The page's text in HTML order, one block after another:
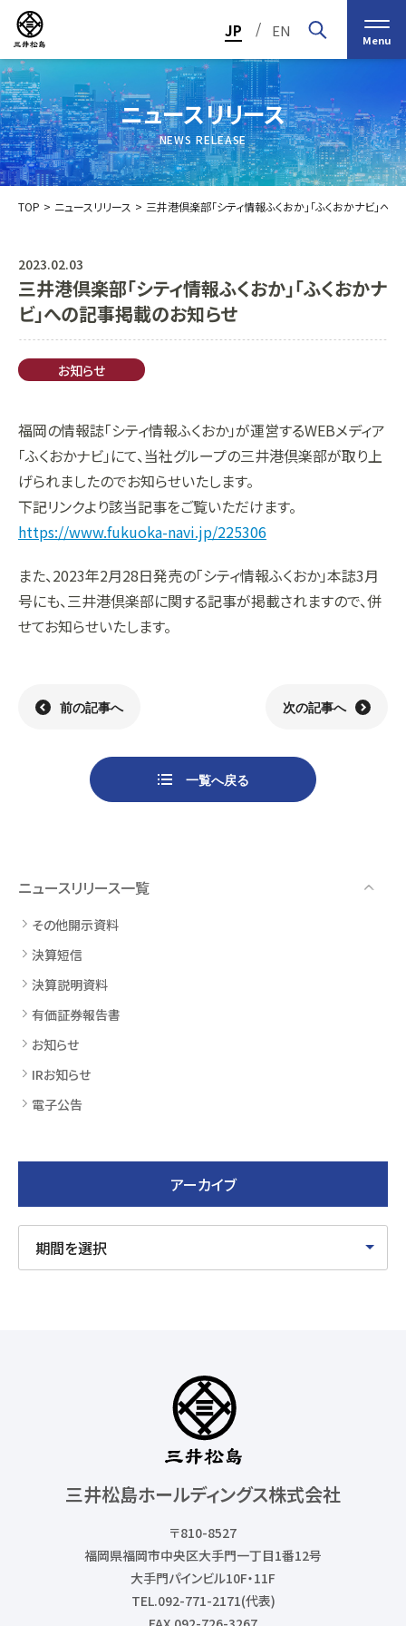
Menu
トップメッセージ 経営の基本理念
中期経営計画2030 会社概要
組織 グループ企業一覧
コーポレート･ガバナンス CMギャラリー
投資家（IR）情報 個人投資家の皆様へ
決算短信 有価証券報告書
決算説明資料 その他開示資料
決算説明会動画（アーカイブ） 株主・株式情報
配当について 株主総会のご案内
株式取得手続きについて
当社レポート
よくあるご質問 免責事項
株式会社明光商会 株式会社ケイエムテイ
株式会社システックキョーワ MOS株式会社
CST株式会社 三生電子株式会社
日本カタン株式会社 株式会社プラスワンテクノ
ゼクサスチェン株式会社
社長メッセージ・基本方針 サステナビリティへの
採用情報 トップメッセージ
社員インタビュー 私たちについて
働く環境
ニュースリリース
NEWS RELEASE
JP EN
/
TOP ニュースリリース 三井港倶楽部「シティ情報ふくおか」「ふくおかナビ」へ
2023.02.03
三井港倶楽部「シティ情報ふくおか」「ふくおかナ
ビ」への記事掲載のお知らせ
お知らせ
福岡の情報誌「シティ情報ふくおか」が運営するWEBメディア
「ふくおかナビ」にて、当社グループの三井港倶楽部が取り上
げられましたのでお知らせいたします。
下記リンクより該当記事をご覧いただけます。
https://www.fukuoka-navi.jp/225306
また、2023年2月28日発売の「シティ情報ふくおか」本誌3月
号にも、三井港倶楽部に関する記事が掲載されますので、併
せてお知らせいたします。
前の記事へ 次の記事へ
一覧へ戻る
ニュースリリース一覧
その他開示資料
決算短信
決算説明資料
有価証券報告書
お知らせ
IRお知らせ
電子公告
アーカイブ
三井松島ホールディングス株式会社
〒810-8527
福岡県福岡市中央区大手門一丁目1番12号
大手門パインビル10F・11F
TEL.092-771-2171(代表)